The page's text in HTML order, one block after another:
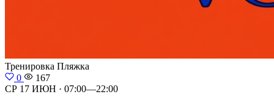
Тренировка Пляжка
0
167
СР 17 ИЮН · 07:00—22:00